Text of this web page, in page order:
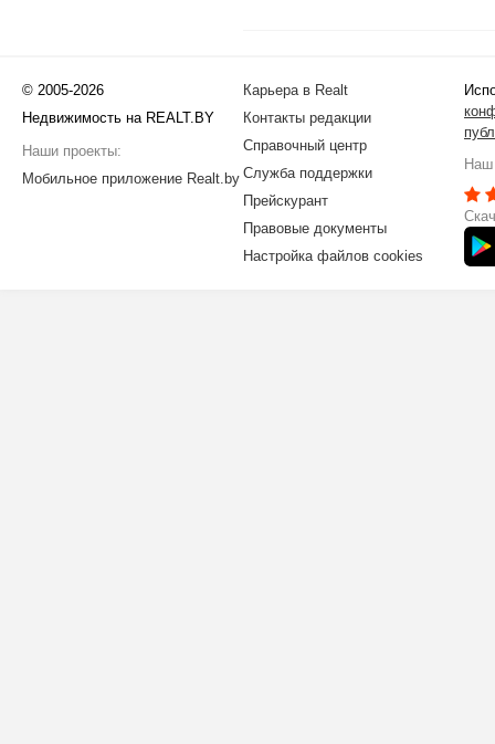
© 2005-2026
Недвижимость на REALT.BY
Наши проекты:
Мобильное приложение Realt.by
Карьера в Realt
Контакты редакции
Справочный центр
Служба поддержки
Прейскурант
Правовые документы
Настройка файлов cookies
Наш